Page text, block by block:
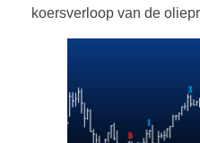
koersverloop van de